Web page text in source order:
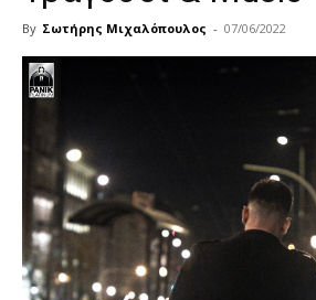
By Σωτήρης Μιχαλόπουλος - 07/06/2022